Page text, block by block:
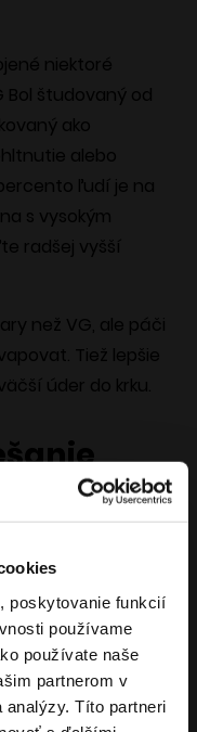
poskytovanie funkcií
používame
používate naše
partnerom v
Títo partneri
niektoré
Bol študovaný od
ako
alebo
ľudí je na
s vysokým
radšej vyšší
než VG, ale páči
Tiež lepšie
úder do krku.
sebe moc chuti
s vapingom,
Existujú
pre vstup.